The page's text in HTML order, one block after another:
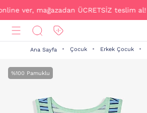
ÜCRETSİZ teslim al!
Ana Sayfa Çocuk Erkek Çocuk
%100 Pamuklu